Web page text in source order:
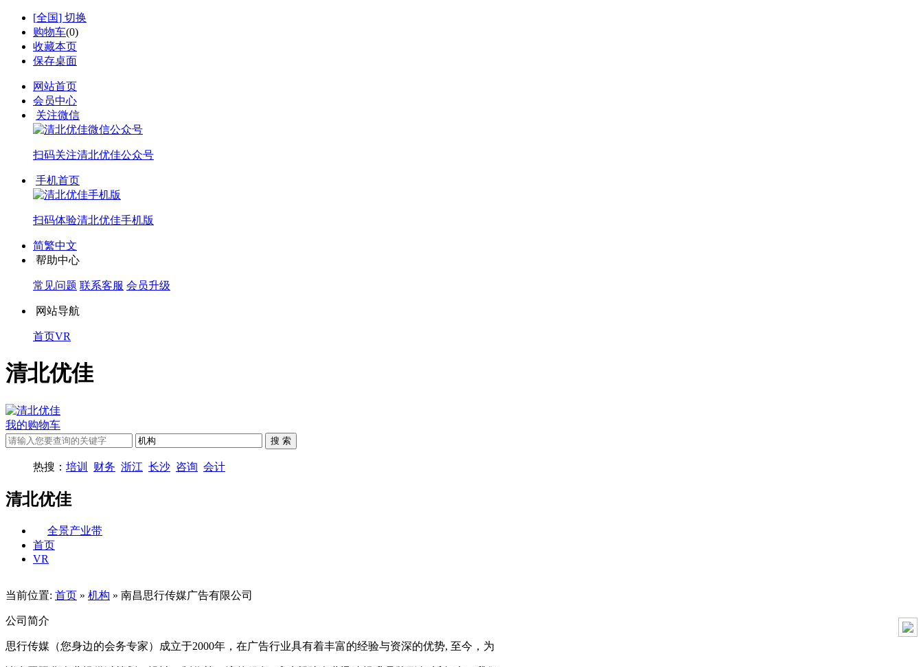
[全国] 切换
购物车(0)
收藏本页
保存桌面
网站首页
会员中心
关注微信
扫码关注清北优佳公众号
手机首页
扫码体验清北优佳手机版
简繁中文
帮助中心
常见问题 联系客服 会员升级
网站导航
首页VR
清北优佳
我的购物车
热搜： 培训 财务 浙江 长沙 咨询 会计
清北优佳
全景产业带
首页
VR
当前位置: 首页 » 机构 » 南昌思行传媒广告有限公司
公司简介
思行传媒（您身边的会务专家）成立于2000年，在广告行业具有着丰富的经验与资深的优势, 至今，为